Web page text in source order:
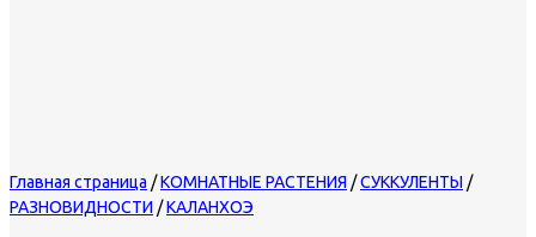
Главная страница /КОМНАТНЫЕ РАСТЕНИЯ /СУККУЛЕНТЫ /
РАЗНОВИДНОСТИ /КАЛАНХОЭ